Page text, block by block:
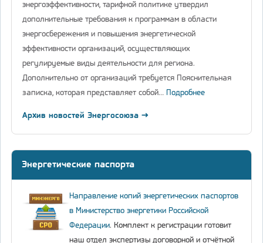
энергоэффективности, тарифной политике утвердил
дополнительные требования к программам в области
энергосбережения и повышения энергетической
эффективности организаций, осуществляющих
регулируемые виды деятельности для региона.
Дополнительно от организаций требуется Пояснительная
записка, которая представляет собой… Подробнее
Архив новостей Энергосоюза →
Энергетические паспорта
Направление копий энергетических паспортов
в Министерство энергетики Российской
Федерации. Комплект к регистрации готовит
наш отдел экспертизы договорной и отчётной